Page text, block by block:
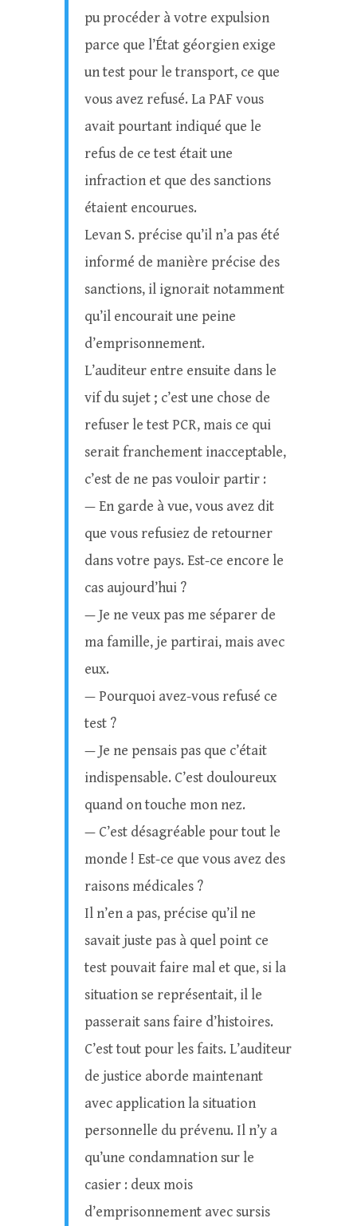
pu procéder à votre expulsion
parce que l’État géorgien exige
un test pour le transport, ce que
vous avez refusé. La PAF vous
avait pourtant indiqué que le
refus de ce test était une
infraction et que des sanctions
étaient encourues.
Levan S. précise qu’il n’a pas été
informé de manière précise des
sanctions, il ignorait notamment
qu’il encourait une peine
d’emprisonnement.
L’auditeur entre ensuite dans le
vif du sujet ; c’est une chose de
refuser le test PCR, mais ce qui
serait franchement inacceptable,
c’est de ne pas vouloir partir :
— En garde à vue, vous avez dit
que vous refusiez de retourner
dans votre pays. Est-ce encore le
cas aujourd’hui ?
— Je ne veux pas me séparer de
ma famille, je partirai, mais avec
eux.
— Pourquoi avez-vous refusé ce
test ?
— Je ne pensais pas que c’était
indispensable. C’est douloureux
quand on touche mon nez.
— C’est désagréable pour tout le
monde ! Est-ce que vous avez des
raisons médicales ?
Il n’en a pas, précise qu’il ne
savait juste pas à quel point ce
test pouvait faire mal et que, si la
situation se représentait, il le
passerait sans faire d’histoires.
C’est tout pour les faits. L’auditeur
de justice aborde maintenant
avec application la situation
personnelle du prévenu. Il n’y a
qu’une condamnation sur le
casier : deux mois
d’emprisonnement avec sursis